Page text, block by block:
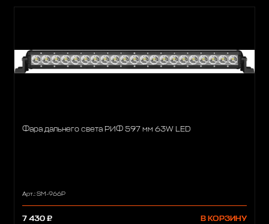
Фара дальнего света РИФ 597 мм 63W LED
Арт.: SM-966P
7 430 ₽ В КОРЗИНУ